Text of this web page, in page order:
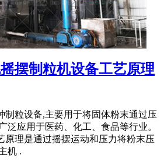
摆制粒机设备工艺原理
制粒设备,主要用于将固体粉末通过压
泛应用于医药、化工、食品等行业。
原理是通过摇摆运动和压力将粉末压
机 .